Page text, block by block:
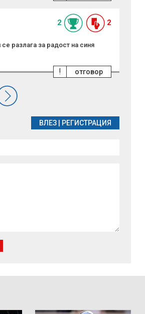
2 2
разлага за радост на синя
отговор
!
ВЛЕЗ РЕГИСТРАЦИЯ